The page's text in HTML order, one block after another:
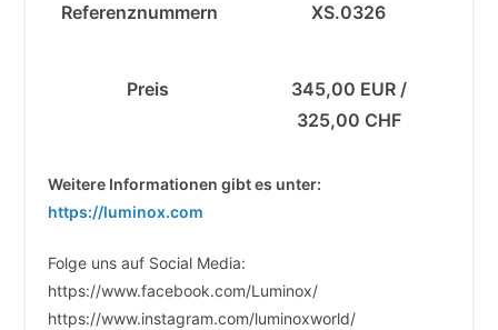
Referenznummern XS.0326
Preis
345,00 EUR /
325,00 CHF
Weitere Informationen gibt es unter:
https://luminox.com
Folge uns auf Social Media:
https://www.facebook.com/Luminox/
https://www.instagram.com/luminoxworld/